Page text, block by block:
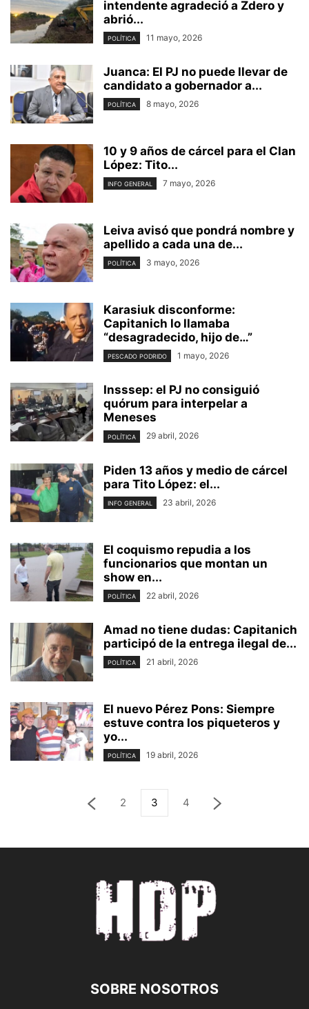
intendente agradeció a Zdero y
abrió...
POLÍTICA 11 mayo, 2026
Juanca: El PJ no puede llevar de
candidato a gobernador a...
POLÍTICA 8 mayo, 2026
10 y 9 años de cárcel para el Clan
López: Tito...
INFO GENERAL 7 mayo, 2026
Leiva avisó que pondrá nombre y
apellido a cada una de...
POLÍTICA 3 mayo, 2026
Karasiuk disconforme:
Capitanich lo llamaba
“desagradecido, hijo de…”
PESCADO PODRIDO 1 mayo, 2026
Insssep: el PJ no consiguió
quórum para interpelar a
Meneses
POLÍTICA 29 abril, 2026
Piden 13 años y medio de cárcel
para Tito López: el...
INFO GENERAL 23 abril, 2026
El coquismo repudia a los
funcionarios que montan un
show en...
POLÍTICA 22 abril, 2026
Amad no tiene dudas: Capitanich
participó de la entrega ilegal de...
POLÍTICA 21 abril, 2026
El nuevo Pérez Pons: Siempre
estuve contra los piqueteros y
yo...
POLÍTICA 19 abril, 2026
2 3 4
SOBRE NOSOTROS